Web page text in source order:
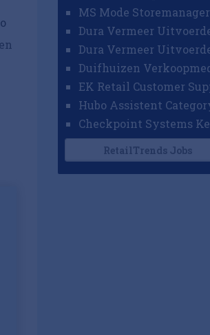
MS Mode Storemanager
RetailTrends Jobs